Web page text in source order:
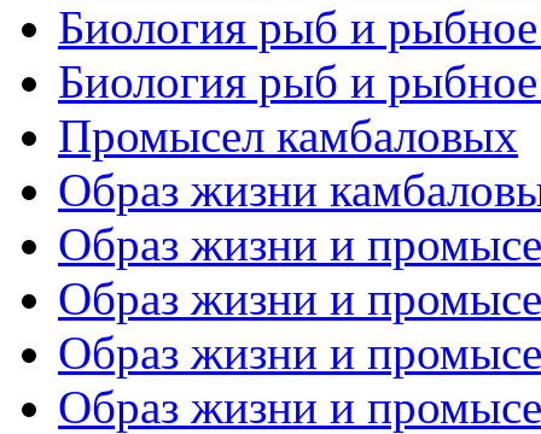
Биология рыб и рыбное
Биология рыб и рыбное
Промысел камбаловых
Образ жизни
Образ жизни и
Образ жизни и
Образ жизни и
Образ жизни и